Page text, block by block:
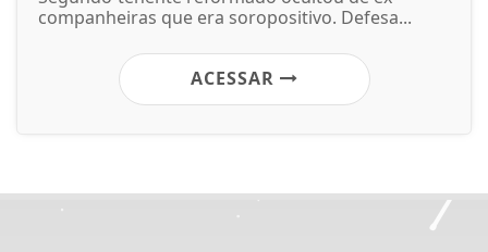
companheiras que era soropositivo. Defesa...
ACESSAR